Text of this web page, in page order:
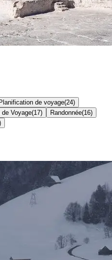
Planification de voyage(24)
Voyage(17) Randonnée(16)